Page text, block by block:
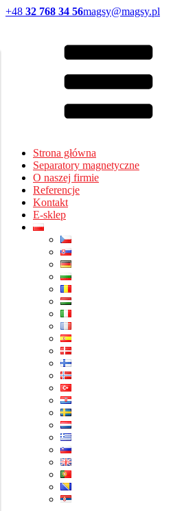
+48 32 768 34 56magsy@magsy.pl
Strona główna
Separatory magnetyczne
O naszej firmie
Referencje
Kontakt
E-sklep